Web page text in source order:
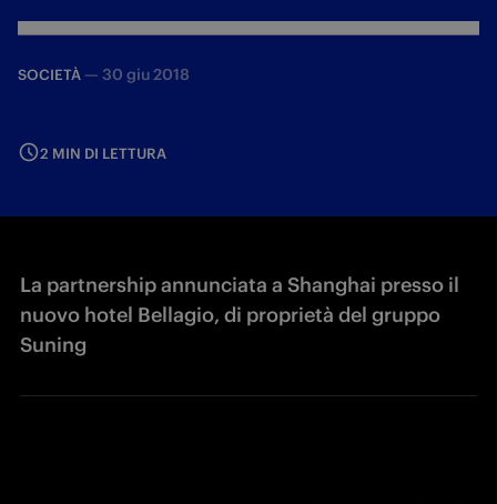
SOCIETÀ — 30 giu 2018
2 MIN DI LETTURA
La partnership annunciata a Shanghai presso il
nuovo hotel Bellagio, di proprietà del gruppo
Suning